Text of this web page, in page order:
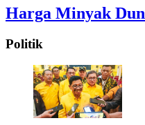
Harga Minyak
Politik